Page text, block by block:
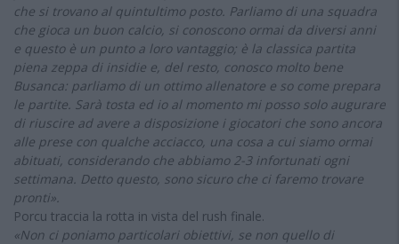
che si trovano al quintultimo posto. Parliamo di una squadra
che gioca un buon calcio, si conoscono ormai da diversi anni
e questo è un punto a loro vantaggio; è la classica partita
piena zeppa di insidie e, del resto, conosco molto bene
Busanca: parliamo di un ottimo allenatore e so come prepara
le partite. Sarà tosta ed io al momento mi posso solo augurare
di riuscire ad avere a disposizione i giocatori che sono ancora
alle prese con qualche acciacco, una cosa a cui siamo ormai
abituati, considerando che abbiamo 2-3 infortunati ogni
settimana. Detto questo, sono sicuro che ci faremo trovare
pronti».
Porcu traccia la rotta in vista del rush finale.
«Non ci poniamo particolari obiettivi, se non quello di